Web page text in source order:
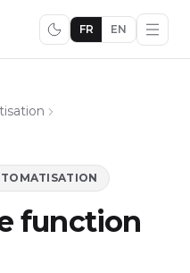
FR EN
function